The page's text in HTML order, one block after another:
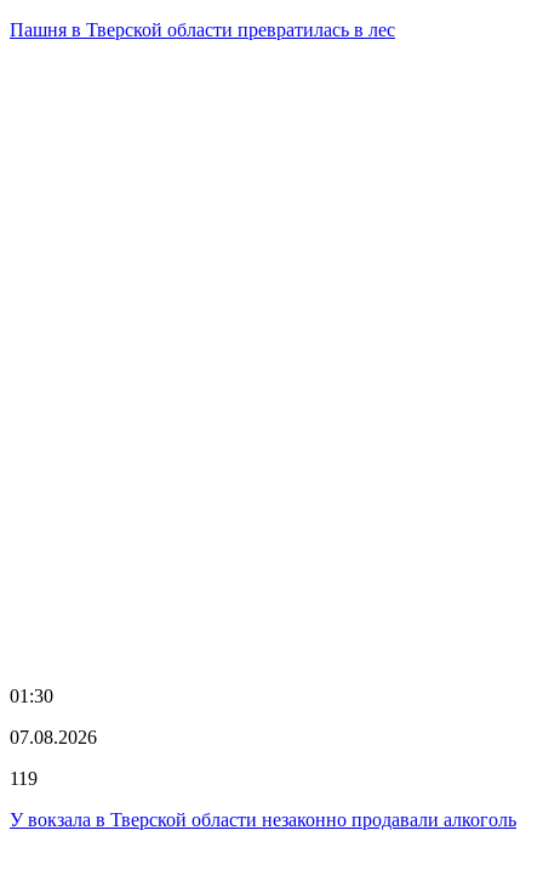
Пашня в Тверской области превратилась в лес
01:30
07.08.2026
119
У вокзала в Тверской области незаконно продавали алкоголь